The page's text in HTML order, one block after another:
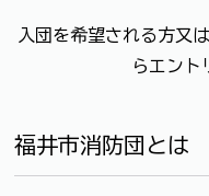
入団を希望される方又
らエント
福井市消防団とは